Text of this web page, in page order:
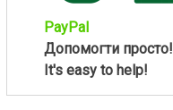
PayPal
Допомогти просто!
It's easy to help!